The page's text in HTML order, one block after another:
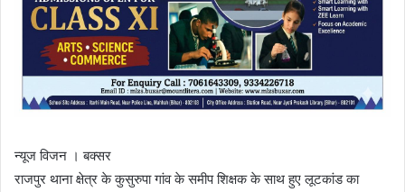
न्यूज विजन । बक्सर
राजपुर थाना क्षेत्र के कुसुरुपा गांव के समीप शिक्षक के साथ हुए लूटकांड का